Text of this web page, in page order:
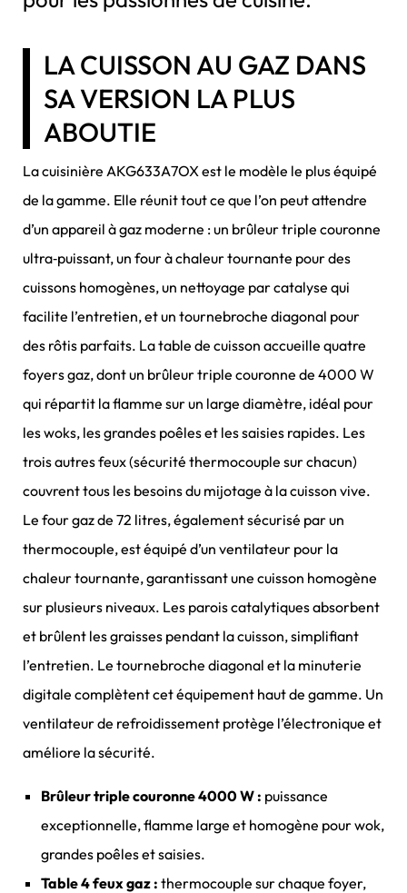
LA CUISSON AU GAZ DANS
SA VERSION LA PLUS
ABOUTIE
La cuisinière AKG633A7OX est le modèle le plus équipé
de la gamme. Elle réunit tout ce que l’on peut attendre
d’un appareil à gaz moderne : un brûleur triple couronne
ultra‑puissant, un four à chaleur tournante pour des
cuissons homogènes, un nettoyage par catalyse qui
facilite l’entretien, et un tournebroche diagonal pour
des rôtis parfaits. La table de cuisson accueille quatre
foyers gaz, dont un brûleur triple couronne de 4000 W
qui répartit la flamme sur un large diamètre, idéal pour
les woks, les grandes poêles et les saisies rapides. Les
trois autres feux (sécurité thermocouple sur chacun)
couvrent tous les besoins du mijotage à la cuisson vive.
Le four gaz de 72 litres, également sécurisé par un
thermocouple, est équipé d’un ventilateur pour la
chaleur tournante, garantissant une cuisson homogène
sur plusieurs niveaux. Les parois catalytiques absorbent
et brûlent les graisses pendant la cuisson, simplifiant
l’entretien. Le tournebroche diagonal et la minuterie
digitale complètent cet équipement haut de gamme. Un
ventilateur de refroidissement protège l’électronique et
améliore la sécurité.
Brûleur triple couronne 4000 W : puissance
exceptionnelle, flamme large et homogène pour wok,
grandes poêles et saisies.
Table 4 feux gaz : thermocouple sur chaque foyer,